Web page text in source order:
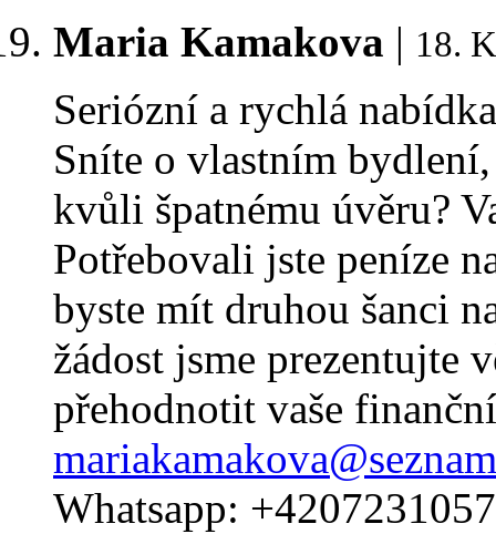
Maria Kamakova | 18.
Seriózní a rychlá
Sníte o vlastním
kvůli špatnému úvěru?
Potřebovali jste peníze
byste mít druhou šanci
žádost jsme prezentujte
přehodnotit vaše
Whatsapp: